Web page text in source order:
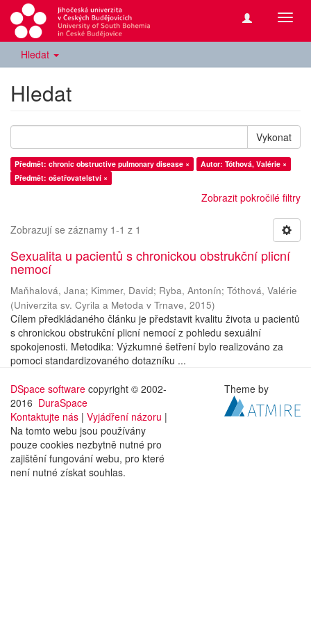
Hledat
Hledat
Vykonat
Předmět: chronic obstructive pulmonary disease ×
Autor: Tóthová, Valérie ×
Předmět: ošetřovatelství ×
Zobrazit pokročilé filtry
Zobrazují se záznamy 1-1 z 1
Sexualita u pacientů s chronickou obstrukční plicní
nemocí
Maňhalová, Jana; Kimmer, David; Ryba, Antonín; Tóthová, Valérie
(Univerzita sv. Cyrila a Metoda v Trnave, 2015)
Cílem předkládaného článku je představit kvalitu života u pacientů
s chronickou obstrukční plicní nemocí z pohledu sexuální
spokojenosti. Metodika: Výzkumné šetření bylo realizováno za
pomoci standardizovaného dotazníku ...
DSpace software copyright © 2002-
2016 DuraSpace
Kontaktujte nás | Vyjádření názoru |
Na tomto webu jsou používány
pouze cookies nezbytně nutné pro
zajištění fungování webu, pro které
není nutné získat souhlas.
Theme by